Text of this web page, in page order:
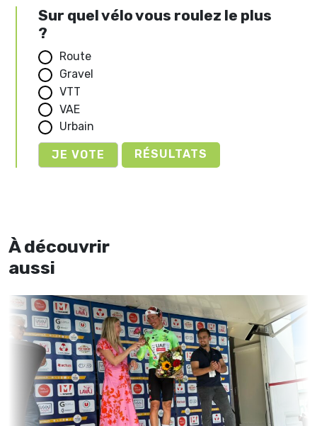
Sur quel vélo vous roulez le plus
?
Route
Gravel
VTT
VAE
Urbain
RÉSULTATS
À découvrir
aussi